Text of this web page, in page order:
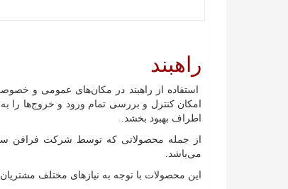
راهبند
استفاده از راهبند در مکان‌های عمومی و
امکان کنترل و بررسی تمام ورود و خروج‌ها را
اطراف بهبود بخشد.
از جمله محصولاتی که توسط شرکت فرافن
می‌باشد.
این محصولات با توجه به نیازهای مختلف